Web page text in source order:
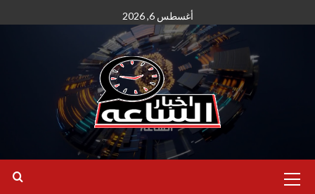
إلى
أغسطس 6, 2026
الأساسية